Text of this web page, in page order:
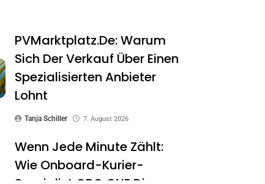
PVMarktplatz.de: Warum
Sich Der Verkauf Über Einen
Spezialisierten Anbieter
Lohnt
Tanja Schiller 7. August 2026
Wenn Jede Minute Zählt:
Wie Onboard-Kurier-